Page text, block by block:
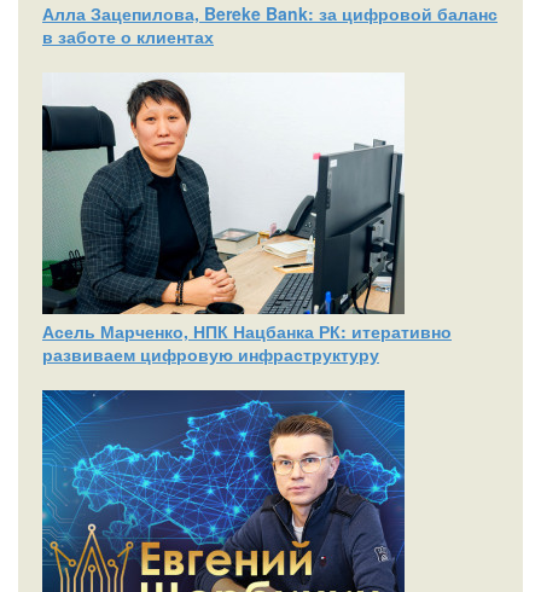
Алла Зацепилова, Bereke Bank: за цифровой баланс
в заботе о клиентах
Асель Марченко, НПК Нацбанка РК: итеративно
развиваем цифровую инфраструктуру